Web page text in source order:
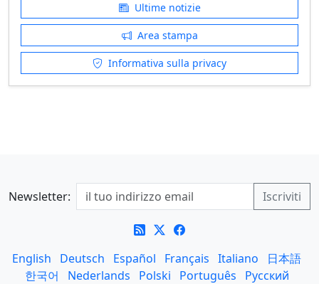
Ultime notizie
Area stampa
Informativa sulla privacy
Newsletter:
English Deutsch Español Français Italiano
日本語
한국어
Nederlands Polski Português
Русский